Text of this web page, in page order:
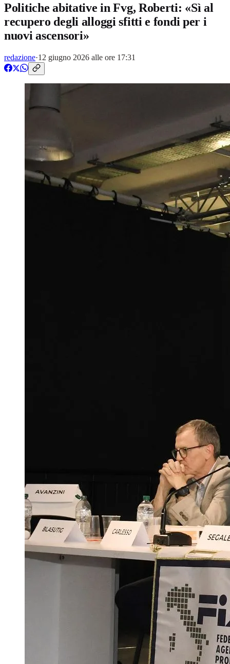
Politiche abitative in Fvg, Roberti: «Sì al
recupero degli alloggi sfitti e fondi per i
nuovi ascensori»
redazione·12 giugno 2026 alle ore 17:31